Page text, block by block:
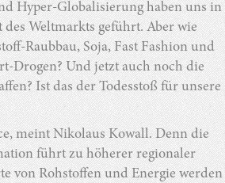
Hyper-Globalisierung haben uns in
des Weltmarkts geführt. Aber wie
Raubbau, Soja, Fast Fashion und
Drogen? Und jetzt auch noch die
Ist das der Todesstoß für unsere
meint Nikolaus Kowall. Denn die
führt zu höherer regionaler
von Rohstoffen und Energie werden